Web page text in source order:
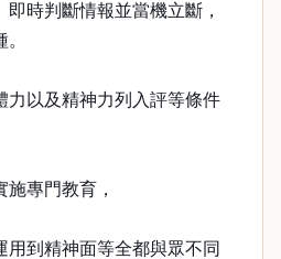
時判斷情報並當機立斷，
力以及精神力列入評等條件
專門教育，
用到精神面等全都與眾不同